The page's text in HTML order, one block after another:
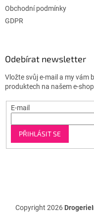
Obchodní podmínky
GDPR
Odebírat newsletter
Vložte svůj e-mail a my vám
produktech na našem e-
E-mail
PŘIHLÁSIT SE
Copyright 2026